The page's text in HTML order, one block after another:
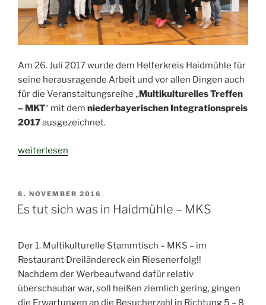
Am 26. Juli 2017 wurde dem Helferkreis Haidmühle für
seine herausragende Arbeit und vor allen Dingen auch
für die Veranstaltungsreihe „Multikulturelles Treffen
– MKT“ mit dem niederbayerischen Integrationspreis
2017ausgezeichnet.
„Wer
weiterlesen
VERÖFFENTLICHT
AM
6. NOVEMBER 2016
Es tut sich was in Haidmühle – MKS
Der 1. Multikulturelle Stammtisch – MKS – im
Restaurant Dreiländereck ein Riesenerfolg!!
Nachdem der Werbeaufwand dafür relativ
überschaubar war, soll heißen ziemlich gering, gingen
die Erwartungen an die Besucherzahl in Richtung 5 – 8